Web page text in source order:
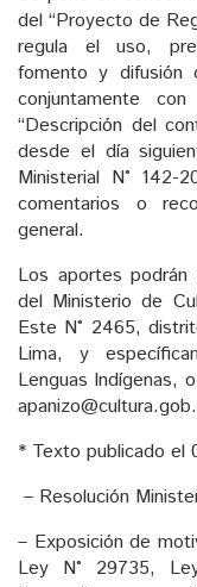
del “Proyecto de
regula el uso,
fomento y difusión
conjuntamente
“Descripción del
desde el día
Ministerial N° 142-
comentarios o
general.
Los aportes
del Ministerio de
Este N° 2465,
Lima, y
Lenguas Indígenas,
* Texto publicado el
– Resolución
– Exposición de
Ley N° 29735,